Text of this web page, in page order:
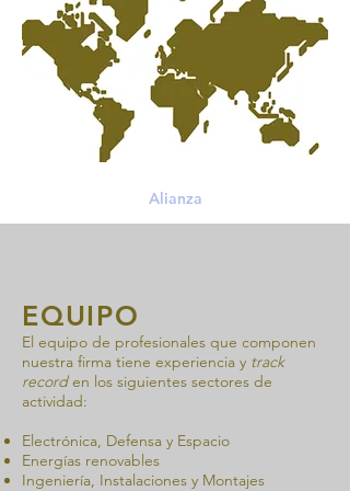
Alianza
EQUIPO
El equipo de profesionales que componen
nuestra firma tiene experiencia y track
recorden los siguientes sectores de
actividad:
Electrónica, Defensa y Espacio
Energías renovables
Ingeniería, Instalaciones y Montajes